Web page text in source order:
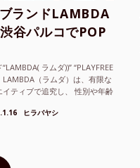
ランドLAMBDA
谷パルコでPOP
ラムダ))” “PLAYFREE
（ラムダ）は、有限な
ティブで追究し、 性別や年齢
ヒラバヤシ